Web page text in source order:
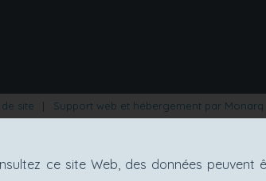
de site | Support web et hébergement par Monarq
ce site Web, des données